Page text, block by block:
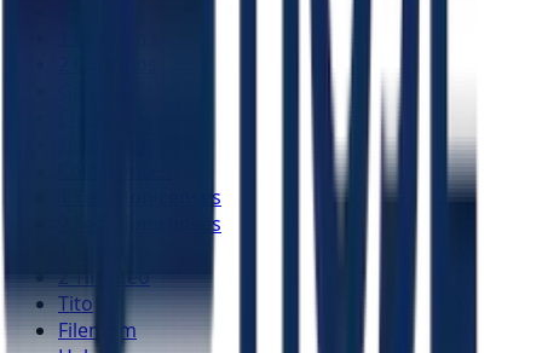
1 Tessalonicenses
2 Tessalonicenses
2 Timóteo
Tito
Filemom